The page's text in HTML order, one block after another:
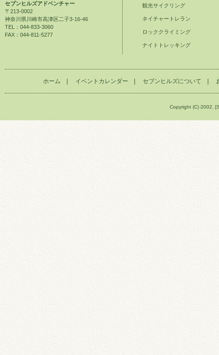
セブンヒルズアドベンチャー
〒213-0002
神奈川県川崎市高津区二子3-16-46
TEL：044-833-3060
FAX：044-811-5277
観光サイクリング
ネイチャートレラン
ロッククライミング
ナイトトレッキング
ホーム イベントカレンダー セブンヒルズについて
Copyright (C) 2002.